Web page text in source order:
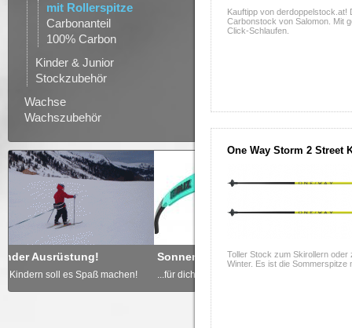
mit Rollerspitze
Carbonanteil
100% Carbon
Kinder & Junior
Stockzubehör
Wachse
Wachszubehör
Sonnenbrille nicht vergessen
...für dich und deine Kinder!
Freude schenken -
... von derdoppelstock.at!
Kauftipp von derdoppelstock.at!
Carbonstock von Salomon. Mit
Click-Schlaufen.
One Way Storm 2 Street
Toller Stock zum Skirollern oder
Winter. Es ist die Sommerspitze